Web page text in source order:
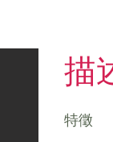
描
特徵